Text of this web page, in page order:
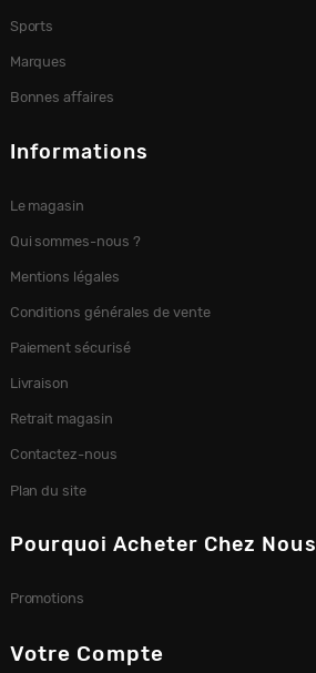
Sports
Marques
Bonnes affaires
Informations
Le magasin
Qui sommes-nous ?
Mentions légales
Conditions générales de vente
Paiement sécurisé
Livraison
Retrait magasin
Contactez-nous
Plan du site
Pourquoi Acheter Chez Nous
Promotions
Votre Compte